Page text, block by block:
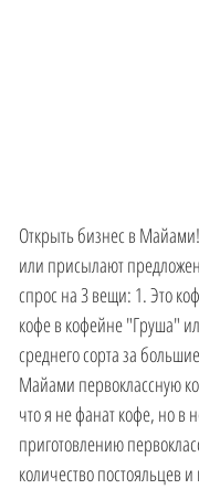
Открыть бизнес в
или присылают
спрос на 3 вещи: 1. Это
кофе в кофейне "Груша"
среднего сорта за
Майами первоклассную
что я не фанат кофе, но в
приготовлению
количество постояльцев